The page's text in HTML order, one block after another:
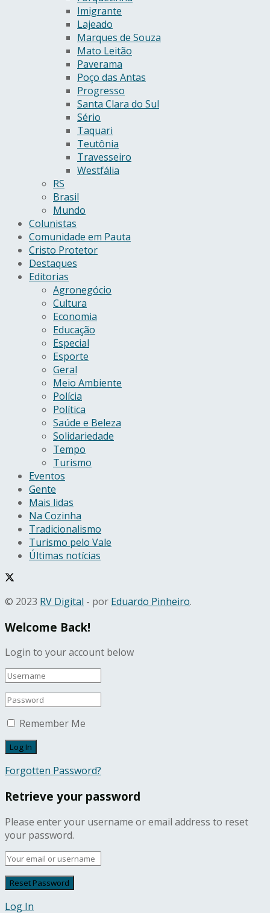
Imigrante
Lajeado
Marques de Souza
Mato Leitão
Paverama
Poço das Antas
Progresso
Santa Clara do Sul
Sério
Taquari
Teutônia
Travesseiro
Westfália
RS
Brasil
Mundo
Colunistas
Comunidade em Pauta
Cristo Protetor
Destaques
Editorias
Agronegócio
Cultura
Economia
Educação
Especial
Esporte
Geral
Meio Ambiente
Polícia
Política
Saúde e Beleza
Solidariedade
Tempo
Turismo
Eventos
Gente
Mais lidas
Na Cozinha
Tradicionalismo
Turismo pelo Vale
Últimas notícias
© 2023 RV Digital - por Eduardo Pinheiro.
Welcome Back!
Login to your account below
Remember Me
Forgotten Password?
Retrieve your password
Please enter your username or email address to reset
your password.
Log In